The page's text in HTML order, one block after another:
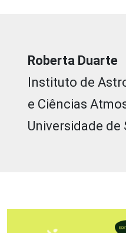
Roberta Duarte
Instituto de
e Ciências
Universidade de